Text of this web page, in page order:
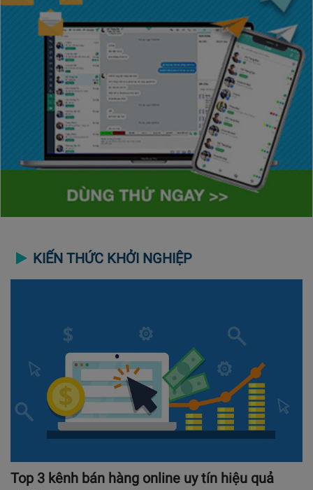
KIẾN THỨC KHỞI NGHIỆP
Top 3 kênh bán hàng online uy tín hiệu quả